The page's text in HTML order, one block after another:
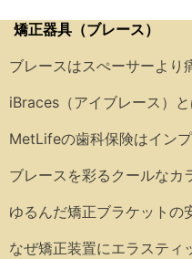
矯正器具（ブレース）
ブレースはスぺーサーより
iBraces（アイブレース）と
MetLifeの歯科保険はイン
ブレースを彩るクールなカ
ゆるんだ矯正ブラケットの
なぜ矯正装置にエラスティ